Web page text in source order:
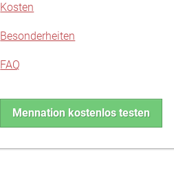
Kosten
Besonderheiten
FAQ
Mennation kostenlos testen